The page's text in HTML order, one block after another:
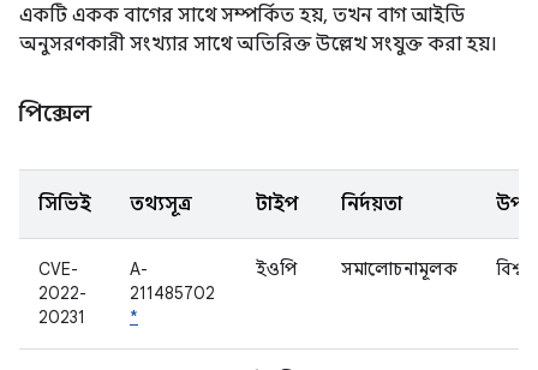
একটি একক বাগের সাথে সম্পর্কিত হয়, তখন বাগ আইডি
অনুসরণকারী সংখ্যার সাথে অতিরিক্ত উল্লেখ সংযুক্ত করা হয়।
পিক্সেল
সিভিই তথ্যসূত্র টাইপ নির্দয়তা
CVE-
2022-
20231
A-
211485702
*
ইওপি সমালোচনামূলক বিশ্বস্ত